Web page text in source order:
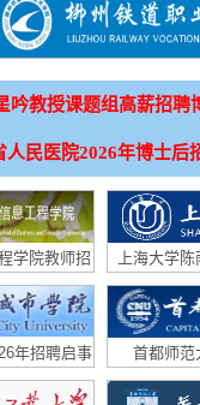
吟教授课题组高薪招聘
人民医院2026年博士后
学院教师招
上海大学
（生物材料
年招聘启事 首都师范